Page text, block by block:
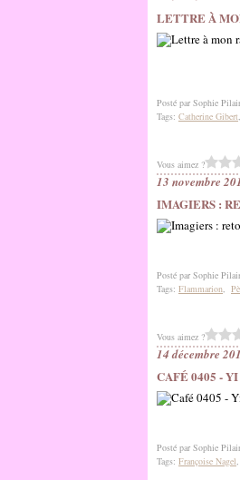
LETTRE À
Posté par Sophie
Tags: Catherine Gibert,
Vous aimez ?
13 novembre
IMAGIERS :
Posté par Sophie
Tags: Flammarion,
Vous aimez ?
14 décembre
CAFÉ 0405 -
Posté par Sophie
Tags: Françoise Nagel,